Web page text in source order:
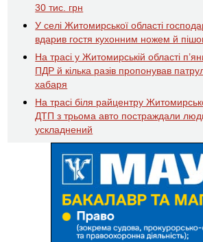
30 тис. грн
У селі Житомирської області
вдарив гостя кухонним ножем й
На трасі у Житомирській області
ПДР й кілька разів пропонував
хабаря
На трасі біля райцентру
ДТП з трьома авто постраждали
ускладнений